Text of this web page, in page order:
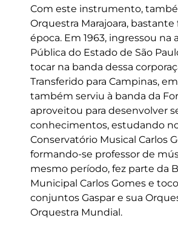
Com este instrumento,
Orquestra Marajoara, bastante
época. Em 1963, ingressou na
Pública do Estado de São
tocar na banda dessa
Transferido para Campinas, em
também serviu à banda da
aproveitou para desenvolver
conhecimentos, estudando
Conservatório Musical Carlos
formando-se professor de
mesmo período, fez parte da
Municipal Carlos Gomes e
conjuntos Gaspar e sua
Orquestra Mundial.